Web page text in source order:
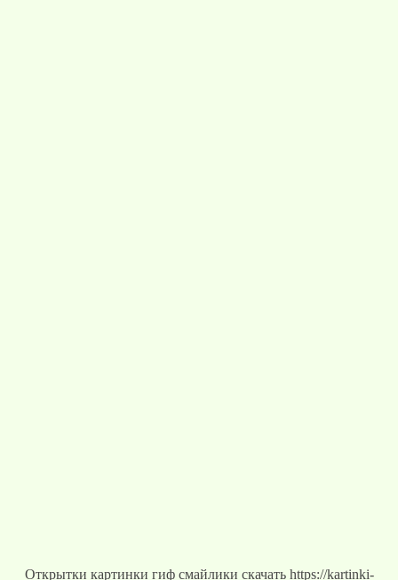
Открытки картинки гиф смайлики скачать https://kartinki-